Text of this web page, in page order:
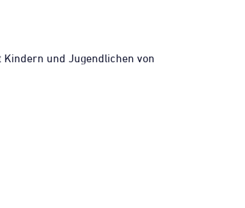
und Jugendlichen von